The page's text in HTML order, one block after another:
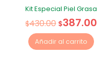
Kit Especial Piel Grasa
$430.00 $387.00
Añadir al carrito